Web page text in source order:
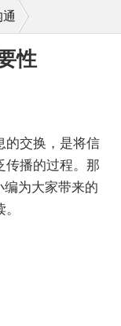
性
交换，是将信
传播的过程。那
为大家带来的